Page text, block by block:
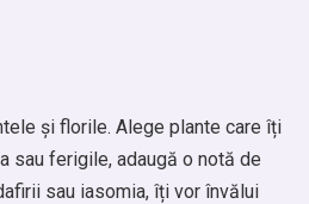
și florile. Alege plante care îți
sau ferigile, adaugă o notă de
sau iasomia, îți vor învălui